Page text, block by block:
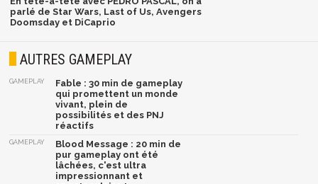
parlé de Star Wars, Last of Us, Avengers
Doomsday et DiCaprio
AUTRES GAMEPLAY
GAMEPLAY
Fable : 30 min de gameplay
qui promettent un monde
vivant, plein de
possibilités et des PNJ
réactifs
GAMEPLAY
Blood Message : 20 min de
pur gameplay ont été
lâchées, c'est ultra
impressionnant et